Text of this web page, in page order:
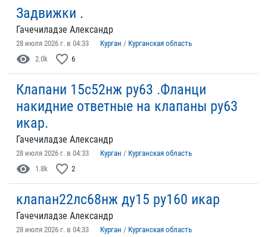
Задвижки .
Гачечиладзе Александр
28 июля 2026 г. в 04:33 Курган / Курганская область
visibility 2.0k favorite_border 6
Клапани 15с52нж ру63 .Фланци
накидние ответные на клапаны ру63
икар.
Гачечиладзе Александр
28 июля 2026 г. в 04:33 Курган / Курганская область
visibility 1.8k favorite_border 2
клапан22лс68нж ду15 ру160 икар
Гачечиладзе Александр
28 июля 2026 г. в 04:33 Курган / Курганская область